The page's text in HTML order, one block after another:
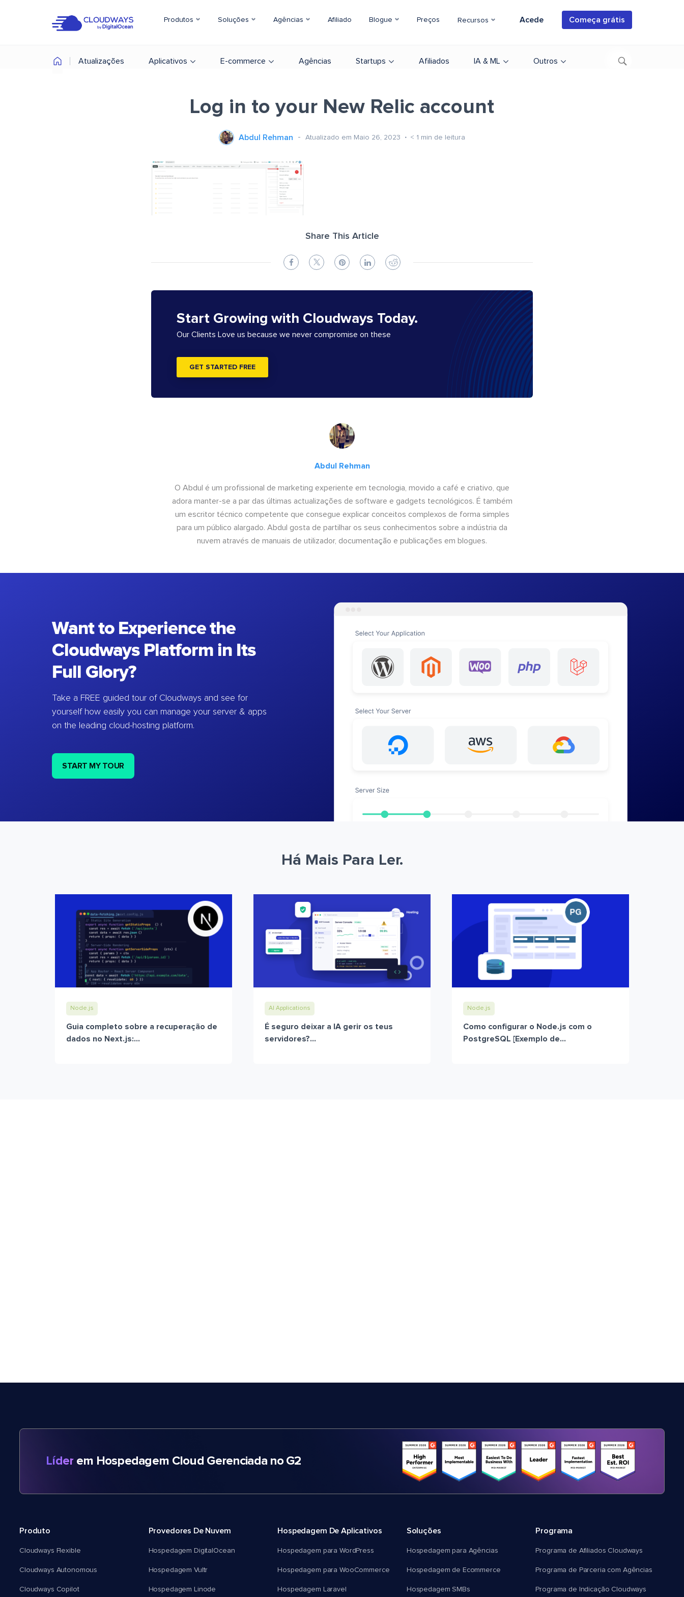
Produtos Soluções Agências Afiliado Blogue Preços Recursos Acede Começa grátis
Atualizações Aplicativos E-commerce Agências Startups Afiliados IA & ML Outros
Log in to your New Relic account
Abdul Rehman Atualizado em Maio 26, 2023 < 1 min de leitura
Share This Article
Start Growing with Cloudways Today.
Our Clients Love us because we never compromise on these
GET STARTED FREE
Abdul Rehman
O Abdul é um profissional de marketing experiente em tecnologia, movido a café e criativo, que
adora manter-se a par das últimas actualizações de software e gadgets tecnológicos. É também
um escritor técnico competente que consegue explicar conceitos complexos de forma simples
para um público alargado. Abdul gosta de partilhar os seus conhecimentos sobre a indústria da
nuvem através de manuais de utilizador, documentação e publicações em blogues.
Want to Experience the
Cloudways Platform in Its
Full Glory?
Take a FREE guided tour of Cloudways and see for
yourself how easily you can manage your server & apps
on the leading cloud-hosting platform.
START MY TOUR
Há Mais Para Ler.
Node.js
Guia completo sobre a recuperação de
dados no Next.js:...
AI Applications
É seguro deixar a IA gerir os teus
servidores?...
Node.js
Como configurar o Node.js com o
PostgreSQL [Exemplo de...
Líder em Hospedagem Cloud Gerenciada no G2
Produto
Cloudways Flexible
Cloudways Autonomous
Cloudways Copilot
Provedores De Nuvem
Hospedagem DigitalOcean
Hospedagem Vultr
Hospedagem Linode
Hospedagem De Aplicativos
Hospedagem para WordPress
Hospedagem para WooCommerce
Hospedagem Laravel
Soluções
Hospedagem para Agências
Hospedagem de Ecommerce
Hospedagem SMBs
Programa
Programa de Afiliados Cloudways
Programa de Parceria com Agências
Programa de Indicação Cloudways